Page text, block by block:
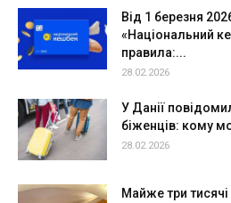
Від 1 березня
«Національний
правила:...
28.02.2026
У Данії
біженців: кому
28.02.2026
Майже три